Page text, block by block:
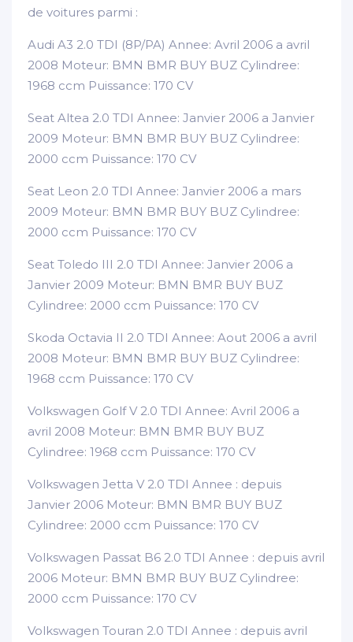
de voitures parmi :
Audi A3 2.0 TDI (8P/PA) Annee: Avril 2006 a avril
2008 Moteur: BMN BMR BUY BUZ Cylindree:
1968 ccm Puissance: 170 CV
Seat Altea 2.0 TDI Annee: Janvier 2006 a Janvier
2009 Moteur: BMN BMR BUY BUZ Cylindree:
2000 ccm Puissance: 170 CV
Seat Leon 2.0 TDI Annee: Janvier 2006 a mars
2009 Moteur: BMN BMR BUY BUZ Cylindree:
2000 ccm Puissance: 170 CV
Seat Toledo III 2.0 TDI Annee: Janvier 2006 a
Janvier 2009 Moteur: BMN BMR BUY BUZ
Cylindree: 2000 ccm Puissance: 170 CV
Skoda Octavia II 2.0 TDI Annee: Aout 2006 a avril
2008 Moteur: BMN BMR BUY BUZ Cylindree:
1968 ccm Puissance: 170 CV
Volkswagen Golf V 2.0 TDI Annee: Avril 2006 a
avril 2008 Moteur: BMN BMR BUY BUZ
Cylindree: 1968 ccm Puissance: 170 CV
Volkswagen Jetta V 2.0 TDI Annee : depuis
Janvier 2006 Moteur: BMN BMR BUY BUZ
Cylindree: 2000 ccm Puissance: 170 CV
Volkswagen Passat B6 2.0 TDI Annee : depuis avril
2006 Moteur: BMN BMR BUY BUZ Cylindree:
2000 ccm Puissance: 170 CV
Volkswagen Touran 2.0 TDI Annee : depuis avril